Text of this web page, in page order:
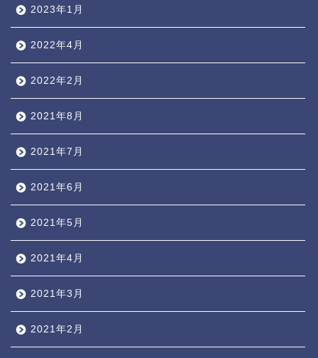
2023年1月
2022年4月
2022年2月
2021年8月
2021年7月
2021年6月
2021年5月
2021年4月
2021年3月
2021年2月